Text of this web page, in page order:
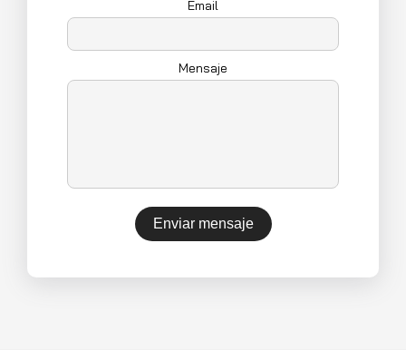
Email
Mensaje
Enviar mensaje